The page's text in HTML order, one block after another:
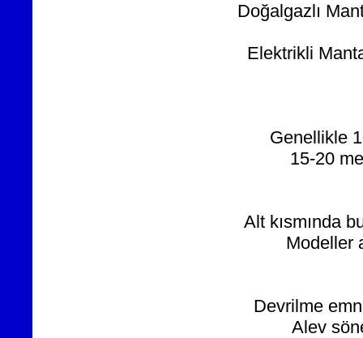
Doğalgazlı
Elektrikli
Genellikle
15-20
Alt kısmında
Modeller
Devrilme
Alev